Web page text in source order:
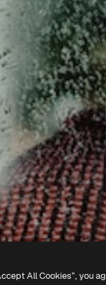
All Cookies”, you